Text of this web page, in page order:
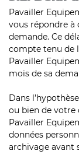
Pavailler
vous répondre
demande. Ce
compte tenu de
Pavailler
mois de sa
Dans
ou bien de votre
Pavailler
données
archivage avant